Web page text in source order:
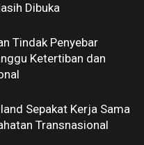
Dibuka
Tindak Penyebar
Ketertiban dan
Sepakat Kerja Sama
Transnasional